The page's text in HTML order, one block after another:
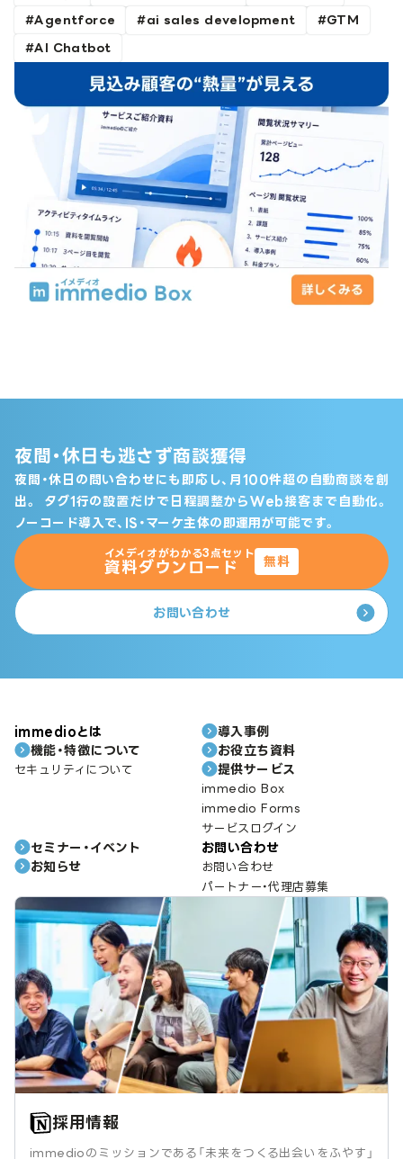
Agentforce ai sales development GTM
AI Chatbot
夜間・休日も逃さず商談獲得
夜間・休日の問い合わせにも即応し、月100件超の自動商談を創
出。
タグ1行の設置だけで日程調整からWeb接客まで自動化。
ノーコード導入で、IS・マーケ主体の即運用が可能です。
イメディオがわかる3点セット
資料ダウンロード 無料
お問い合わせ
immedioとは
機能・特徴について
セキュリティについて
導入事例
お役立ち資料
提供サービス
immedio Box
immedio Forms
サービスログイン
セミナー・イベント
お知らせ
お問い合わせ
お問い合わせ
パートナー・代理店募集
採用情報
immedioのミッションである「未来をつくる出会いをふやす」